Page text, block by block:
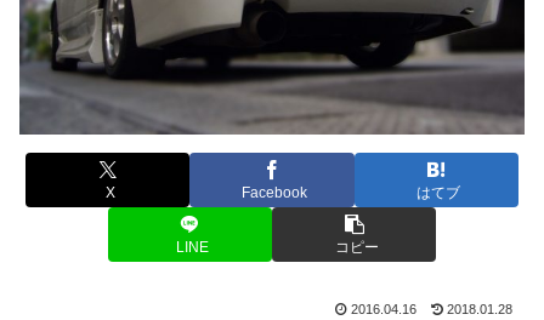
X Facebook はてブ
LINE コピー
2016.04.16 2018.01.28